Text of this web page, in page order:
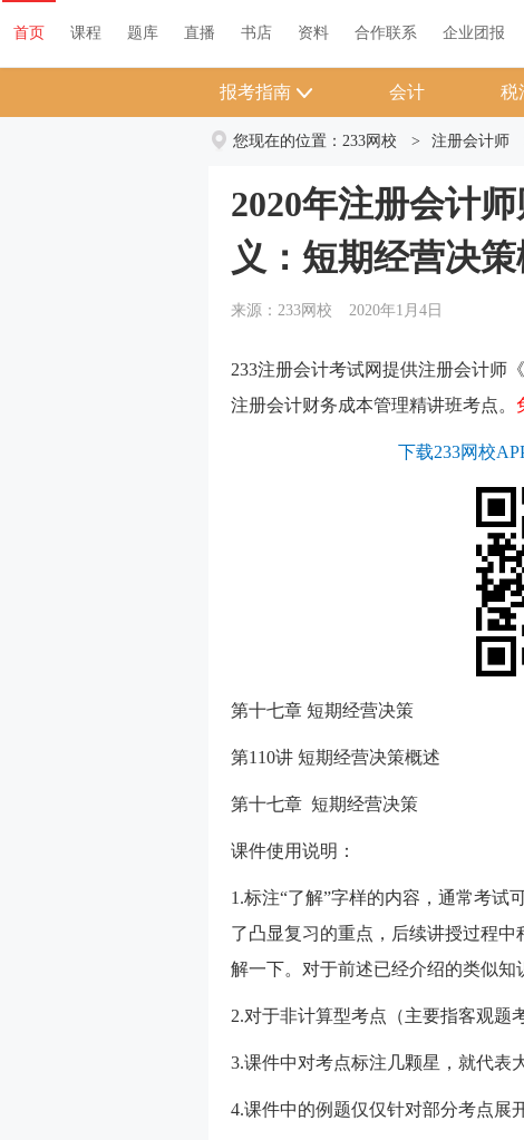
首页 课程 题库 直播 书店 资料 合作联系 企业团报
报考指南 会计 税
您现在的位置： 233网校 > 注册会计师
2020年注册会计
义：短期经营决
来源：233网校 2020年1月4日
233注册会计考试网提供注册会计师
注册会计财务成本管理精讲班考点。
下载233网校
第十七章 短期经营决策
第110讲 短期经营决策概述
第十七章 短期经营决策
课件使用说明：
1.标注“了解”字样的内容，通常考试
了凸显复习的重点，后续讲授过程
解一下。对于前述已经介绍的类似知
2.对于非计算型考点（主要指客观题
3.课件中对考点标注几颗星，就代表
4.课件中的例题仅仅针对部分考点展